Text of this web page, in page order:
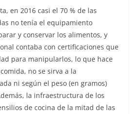
en 2016 casi el 70 % de las
no tenía el equipamiento
y conservar los alimentos, y
contaba con certificaciones que
para manipularlos, lo que hace
no se sirva a la
ni según el peso (en gramos)
la infraestructura de los
de cocina de la mitad de las